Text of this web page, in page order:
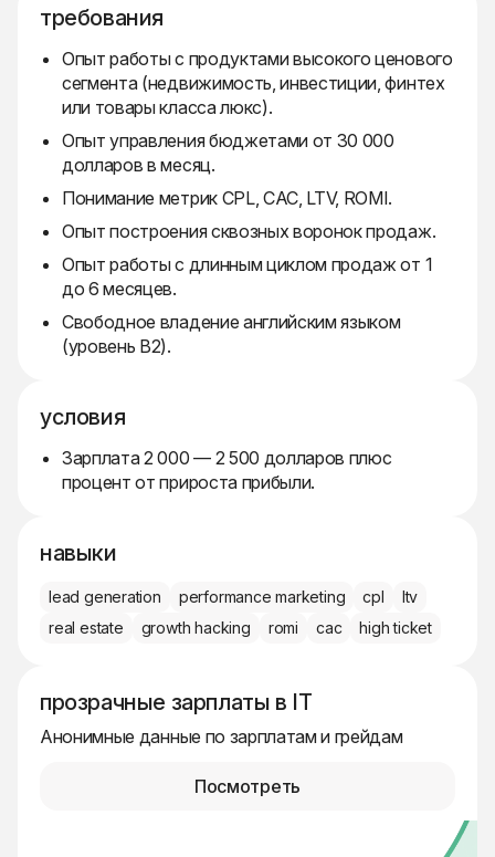
требования
Опыт работы с продуктами высокого ценового
сегмента (недвижимость, инвестиции, финтех
или товары класса люкс).
Опыт управления бюджетами от 30 000
долларов в месяц.
Понимание метрик CPL, CAC, LTV, ROMI.
Опыт построения сквозных воронок продаж.
Опыт работы с длинным циклом продаж от 1
до 6 месяцев.
Свободное владение английским языком
(уровень B2).
условия
Зарплата 2 000 — 2 500 долларов плюс
процент от прироста прибыли.
навыки
lead generation performance marketing cpl
ltv
real estate
growth hacking romi cac high ticket
прозрачные зарплаты в IT
Анонимные данные по зарплатам и грейдам
Посмотреть